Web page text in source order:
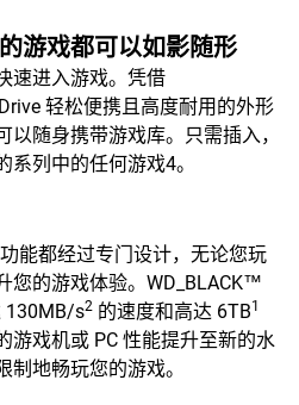
游戏都可以如影随形
速进入游戏。凭借
轻松便携且高度耐用的外形
随身携带游戏库。只需插入，
列中的任何游戏4。
能都经过专门设计，无论您玩
您的游戏体验。WD_BLACK™
130MB/s2 的速度和高达 6TB1
游戏机或 PC 性能提升至新的水
地畅玩您的游戏。